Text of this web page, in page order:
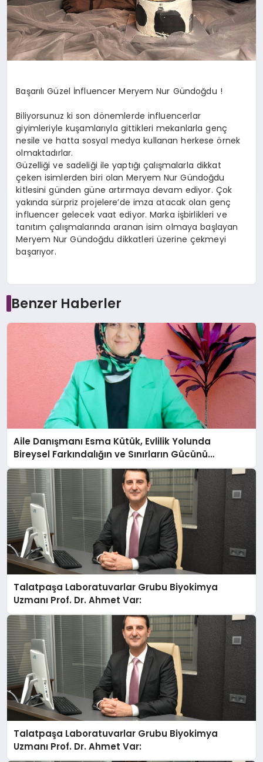
Başarılı Güzel İnfluencer Meryem Nur Gündoğdu !
Biliyorsunuz ki son dönemlerde influencerlar
giyimleriyle kuşamlarıyla gittikleri mekanlarla genç
nesile ve hatta sosyal medya kullanan herkese örnek
olmaktadırlar.
Güzelliği ve sadeliği ile yaptığı çalışmalarla dikkat
çeken isimlerden biri olan Meryem Nur Gündoğdu
kitlesini günden güne artırmaya devam ediyor. Çok
yakında sürpriz projelere’de imza atacak olan genç
influencer gelecek vaat ediyor. Marka işbirlikleri ve
tanıtım çalışmalarında aranan isim olmaya başlayan
Meryem Nur Gündoğdu dikkatleri üzerine çekmeyi
başarıyor.
Benzer Haberler
Aile Danışmanı Esma Kütük, Evlilik Yolunda
Bireysel Farkındalığın ve Sınırların Gücünü
Anlatıyor
Talatpaşa Laboratuvarlar Grubu Biyokimya
Uzmanı Prof. Dr. Ahmet Var:
Talatpaşa Laboratuvarlar Grubu Biyokimya
Uzmanı Prof. Dr. Ahmet Var: